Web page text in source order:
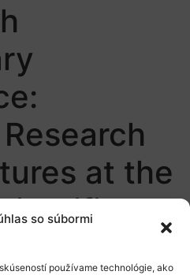
so súbormi
používame technológie, ako
at the